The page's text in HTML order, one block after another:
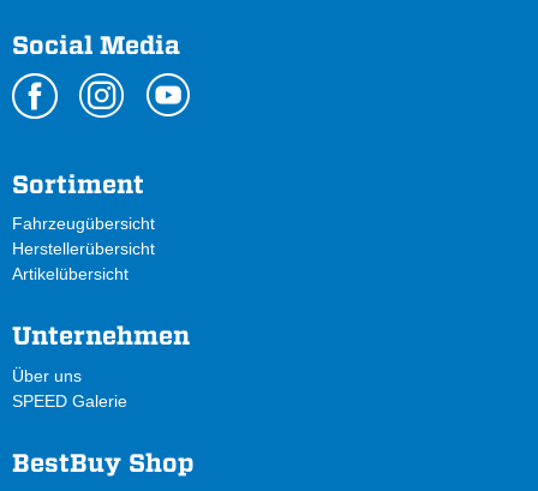
Social Media
Sortiment
Fahrzeugübersicht
Herstellerübersicht
Artikelübersicht
Unternehmen
Über uns
SPEED Galerie
BestBuy Shop